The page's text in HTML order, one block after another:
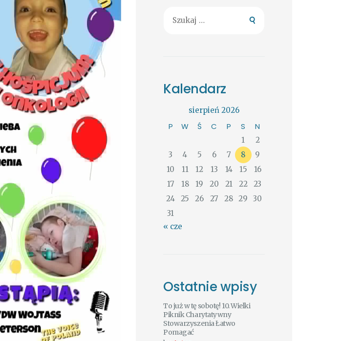
Kalendarz
sierpień 2026
P W Ś C P S N
1
2
3
4 5 6 7 8
9
10
11 12 13 14 15
16
17
18 19 20 21 22
23
24
25 26 27 28 29
30
31
« cze
Ostatnie wpisy
To już w tę sobotę! 10. Wielki
Piknik Charytatywny
Stowarzyszenia Łatwo
Pomagać